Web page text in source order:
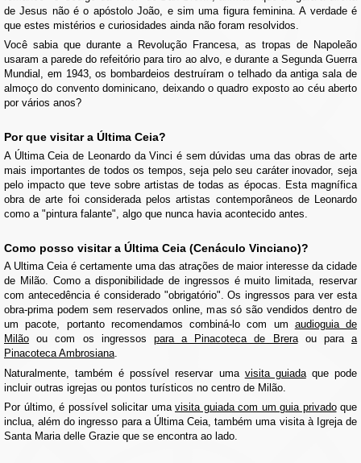
de Jesus não é o apóstolo João, e sim uma figura feminina. A verdade é
que estes mistérios e curiosidades ainda não foram resolvidos.
Você sabia que durante a Revolução Francesa, as tropas de Napoleão
usaram a parede do refeitório para tiro ao alvo, e durante a Segunda Guerra
Mundial, em 1943, os bombardeios destruíram o telhado da antiga sala de
almoço do convento dominicano, deixando o quadro exposto ao céu aberto
por vários anos?
Por que visitar a Última Ceia?
A Última Ceia de Leonardo da Vinci é sem dúvidas uma das obras de arte
mais importantes de todos os tempos, seja pelo seu caráter inovador, seja
pelo impacto que teve sobre artistas de todas as épocas. Esta magnífica
obra de arte foi considerada pelos artistas contemporâneos de Leonardo
como a "pintura falante", algo que nunca havia acontecido antes.
Como posso visitar a Última Ceia (Cenáculo Vinciano)?
A Ultima Ceia é certamente uma das atrações de maior interesse da cidade
de Milão. Como a disponibilidade de ingressos é muito limitada, reservar
com antecedência é considerado "obrigatório". Os ingressos para ver esta
obra-prima podem sem reservados online, mas só são vendidos dentro de
um pacote, portanto recomendamos combiná-lo com um audioguia de
Milão ou com os ingressos para a Pinacoteca de Breraou paraa
Pinacoteca Ambrosiana.
Naturalmente, também é possível reservar uma visita guiadaque pode
incluir outras igrejas ou pontos turísticos no centro de Milão.
Por último, é possível solicitar uma visita guiada com um guia privadoque
inclua, além do ingresso para a Última Ceia, também uma visita à Igreja de
Santa Maria delle Grazie que se encontra ao lado.